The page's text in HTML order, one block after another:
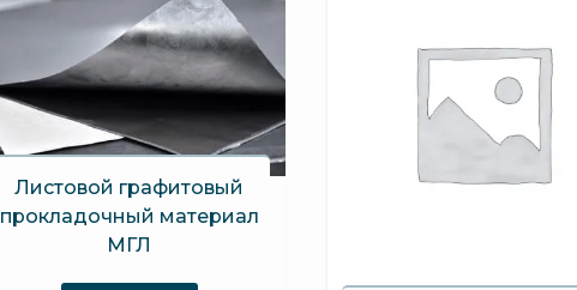
Листовой графитовый
прокладочный материал
МГЛ